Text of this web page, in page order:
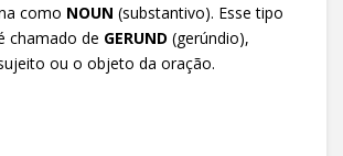
como NOUN (substantivo). Esse tipo
chamado de GERUND (gerúndio),
ou o objeto da oração.